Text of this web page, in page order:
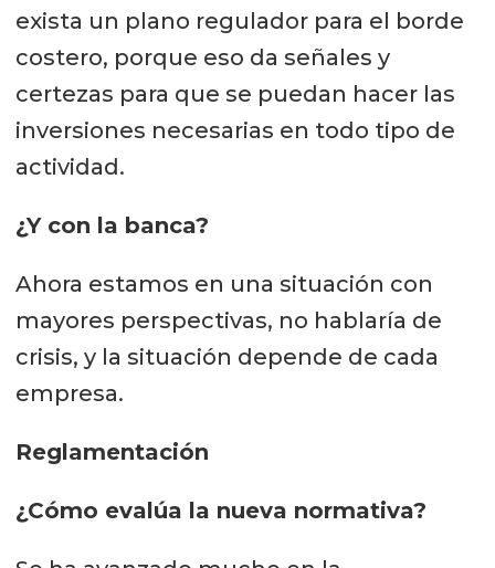
exista un plano regulador para el borde
costero, porque eso da señales y
certezas para que se puedan hacer las
inversiones necesarias en todo tipo de
actividad.
¿Y con la banca?
Ahora estamos en una situación con
mayores perspectivas, no hablaría de
crisis, y la situación depende de cada
empresa.
Reglamentación
¿Cómo evalúa la nueva normativa?